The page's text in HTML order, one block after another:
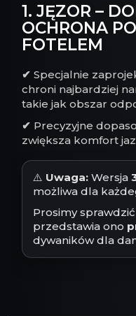
1. JĘZOR –
OCHRONA
FOTELEM
✔ Specjalnie
chroni najbardziej
takie jak obszar
✔ Precyzyjne
zwiększa komfort
⚠️ Uwaga: Wersja
możliwa dla
Prosimy sprawdzić
przedstawia ono
dywaników dla